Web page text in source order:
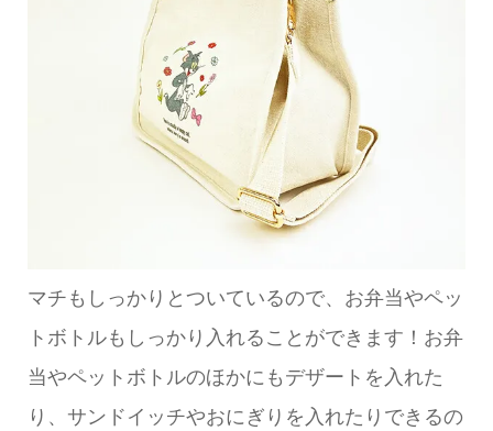
マチもしっかりとついているので、お弁当やペッ
トボトルもしっかり入れることができます！お弁
当やペットボトルのほかにもデザートを入れた
り、サンドイッチやおにぎりを入れたりできるの